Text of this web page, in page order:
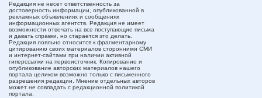
Редакция не несет ответственность за
достоверность информации, опубликованной в
рекламных объявлениях и сообщениях
информационных агентств. Редакция не имеет
возможности отвечать на все поступающие письма
и давать справки, но старается это делать.
Редакция лояльно относится к фрагментарному
цитированию своих материалов сторонними СМИ
и интернет-сайтами при наличии активной
гиперссылки на первоисточник. Копирование и
опубликование авторских материалов нашего
портала целиком возможно только с письменного
разрешения редакции. Мнение отдельных авторов
может не совпадать с редакционной политикой
портала.